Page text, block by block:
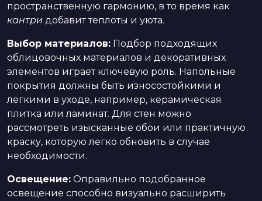
пространственную гармонию, в то время как
кантри добавит теплоты и уюта.
Выбор материалов: Подбор подходящих
облицовочных материалов и декоративных
элементов играет ключевую роль. Напольные
покрытия должны быть износостойкими и
легкими в уходе, например, керамическая
плитка или ламинат. Для стен можно
рассмотреть изысканные обои или практичную
краску, которую легко обновить в случае
необходимости.
Освещение: Оправильно подобранное
освещение способно визуально расширить